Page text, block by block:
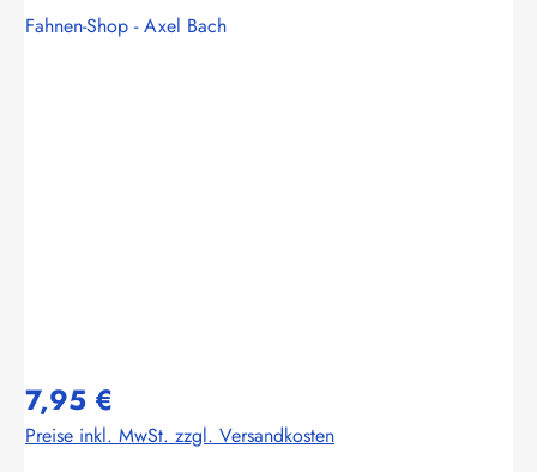
Fahnen-Shop - Axel Bach
7,95 €
Preise inkl. MwSt. zzgl. Versandkosten